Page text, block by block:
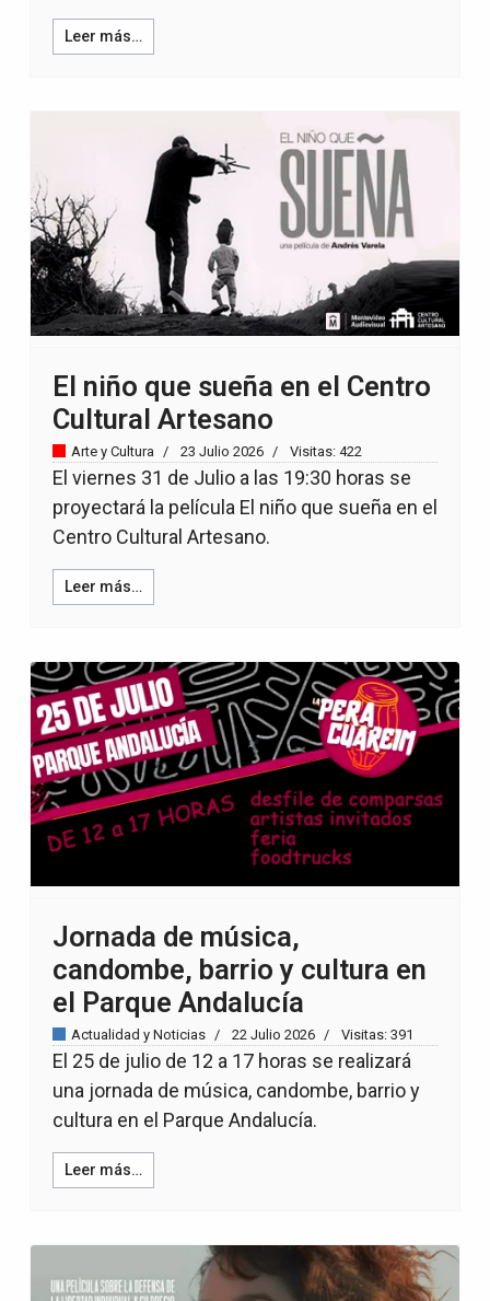
Leer más…
El niño que sueña en el Centro
Cultural Artesano
Arte y Cultura 23 Julio 2026 Visitas: 422
El viernes 31 de Julio a las 19:30 horas se
proyectará la película El niño que sueña en el
Centro Cultural Artesano.
Leer más…
Jornada de música,
candombe, barrio y cultura en
el Parque Andalucía
Actualidad y Noticias 22 Julio 2026 Visitas: 391
El 25 de julio de 12 a 17 horas se realizará
una jornada de música, candombe, barrio y
cultura en el Parque Andalucía.
Leer más…